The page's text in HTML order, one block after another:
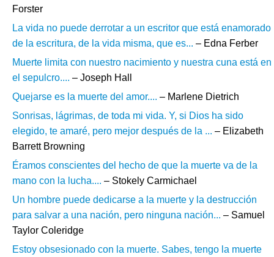
Forster
La vida no puede derrotar a un escritor que está enamorado
de la escritura, de la vida misma, que es... – Edna Ferber
Muerte limita con nuestro nacimiento y nuestra cuna está en
el sepulcro.... – Joseph Hall
Quejarse es la muerte del amor.... – Marlene Dietrich
Sonrisas, lágrimas, de toda mi vida. Y, si Dios ha sido
elegido, te amaré, pero mejor después de la ... – Elizabeth
Barrett Browning
Éramos conscientes del hecho de que la muerte va de la
mano con la lucha.... – Stokely Carmichael
Un hombre puede dedicarse a la muerte y la destrucción
para salvar a una nación, pero ninguna nación... – Samuel
Taylor Coleridge
Estoy obsesionado con la muerte. Sabes, tengo la muerte